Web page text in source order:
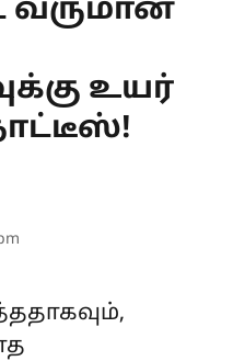
வருமான
உயர்